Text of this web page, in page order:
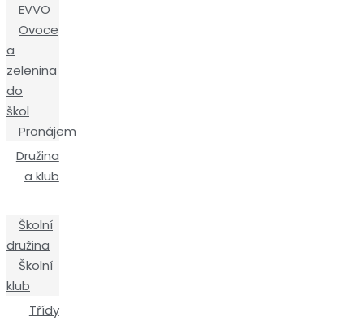
EVVO
Ovoce
a
zelenina
do
škol
Pronájem
Družina
a klub
Školní
družina
Školní
klub
Třídy